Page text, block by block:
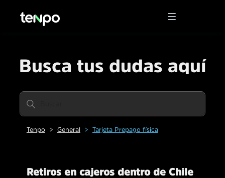
Busca tus dudas aquí
Tenpo General Tarjeta Prepago física
Retiros en cajeros dentro de Chile